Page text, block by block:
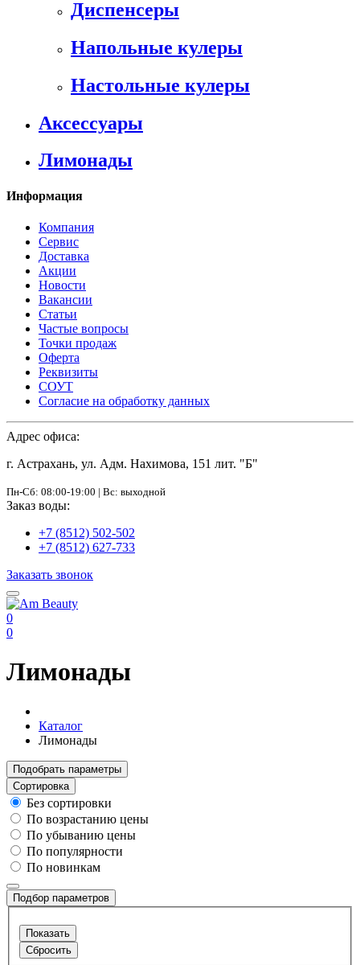
Диспенсеры
Напольные кулеры
Настольные кулеры
Аксессуары
Лимонады
Информация
Компания
Сервис
Доставка
Акции
Новости
Вакансии
Статьи
Частые вопросы
Точки продаж
Оферта
Реквизиты
СОУТ
Согласие на обработку данных
Адрес офиса:
г. Астрахань, ул. Адм. Нахимова, 151 лит. "Б"
Пн-Сб: 08:00-19:00 | Вс: выходной
Заказ воды:
+7 (8512) 502-502
+7 (8512) 627-733
Заказать звонок
0
0
Лимонады
Каталог
Лимонады
Подобрать параметры
Сортировка
Без сортировки
По возрастанию цены
По убыванию цены
По популярности
По новинкам
Подбор параметров